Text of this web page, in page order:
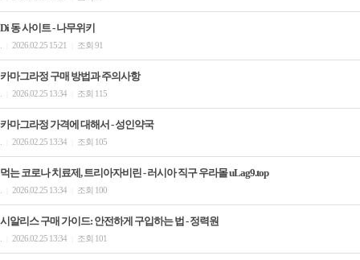
Di 동 사이트 - 나무위키
2026.02.25 15:21 조회 91
카마그라정 구매 방법과 주의사항
2026.02.25 13:34 조회 115
카마그라정 가격에 대해서 - 성인약국
2026.02.25 13:34 조회 105
먹는 코로나 치료제, 트리아자비린 - 러시아 직구 우라몰 uLag9.top
2026.02.25 13:34 조회 100
시알리스 구매 가이드: 안전하게 구입하는 법 - 정력원
2026.02.25 13:34 조회 101